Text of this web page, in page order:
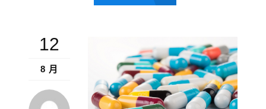
12
8 月